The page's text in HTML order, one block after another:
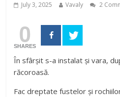
July 3, 2025 Vavaly 2
0
SHARES
În sfârșit s-a instalat și vara,
răcoroasă.
Fac dreptate fustelor și